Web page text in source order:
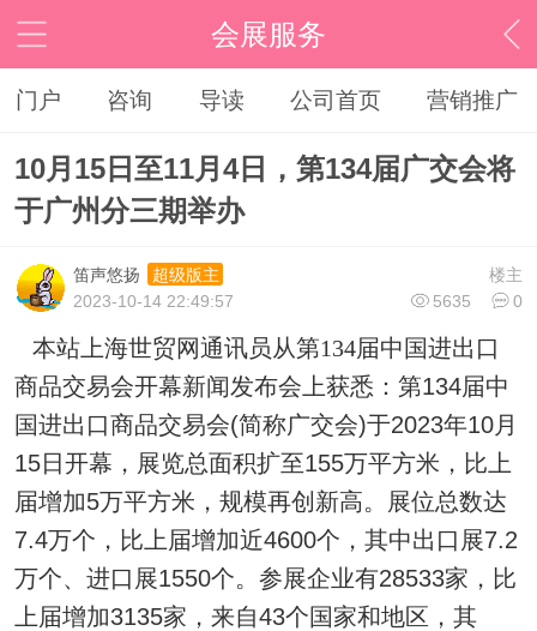
会展服务
门户 咨询 导读 公司首页 营销推广
10月15日至11月4日，第134届广交会将
于广州分三期举办
楼主
笛声悠扬
超级版主
5635
0
2023-10-14 22:49:57
本站上海世贸网通讯员从第134届中国进出口
商品交易会开幕新闻发布会上获悉： 第134届中
国进出口商品交易会(简称广交会)于2023年10月
15日开幕，展览总面积扩至155万平方米，比上
届增加5万平方米，规模再创新高。展位总数达
7.4万个，比上届增加近4600个，其中出口展7.2
万个、进口展1550个。参展企业有28533家，比
上届增加3135家，来自43个国家和地区，其